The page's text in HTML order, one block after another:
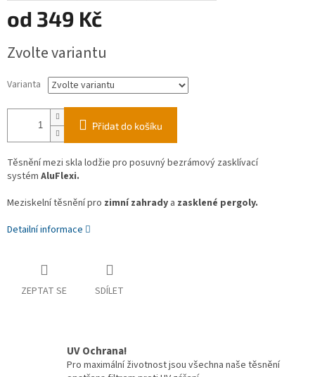
od 349 Kč
cena:
Zvolte variantu
Varianta
Přidat do košíku
Těsnění mezi skla lodžie pro posuvný bezrámový zasklívací
systém AluFlexi.
Meziskelní těsnění pro zimní zahrady a zasklené pergoly.
Detailní informace
ZEPTAT SE SDÍLET
UV Ochrana!
Pro maximální životnost jsou všechna naše těsnění